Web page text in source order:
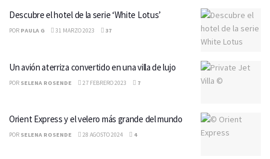
Descubre el hotel de la serie ‘White Lotus’
POR PAULA G 31 MARZO 2023 37
Un avión aterriza convertido en una villa de lujo
POR SELENA ROSENDE 27 FEBRERO 2023 7
Orient Express y el velero más grande del mundo
POR SELENA ROSENDE 28 AGOSTO 2024 4